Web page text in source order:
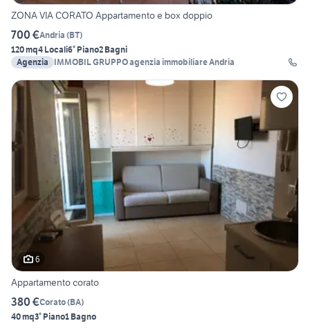
ZONA VIA CORATO Appartamento e box doppio
700 €Andria (BT)
120 mq4 Locali6° Piano2 Bagni
Agenzia
IMMOBIL GRUPPO agenzia immobiliare Andria
6
Appartamento corato
380 €Corato(BA)
40 mq3° Piano1 Bagno